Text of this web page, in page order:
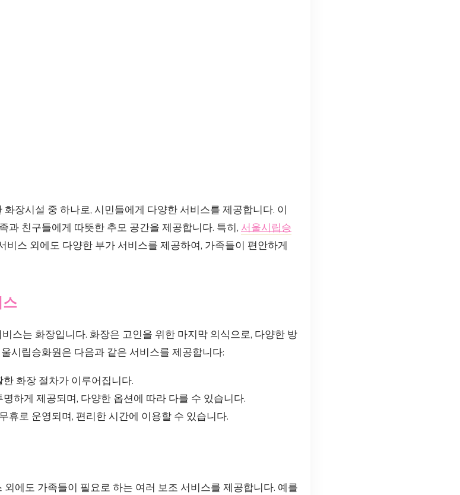
장시설 중 하나로, 시민들에게 다양한 서비스를 제공합니다. 이
과 친구들에게 따뜻한 추모 공간을 제공합니다. 특히, 서울시립승
비스 외에도 다양한 부가 서비스를 제공하여, 가족들이 편안하게
스는 화장입니다. 화장은 고인을 위한 마지막 의식으로, 다양한 방
시립승화원은 다음과 같은 서비스를 제공합니다:
화장 절차가 이루어집니다.
하게 제공되며, 다양한 옵션에 따라 다를 수 있습니다.
휴로 운영되며, 편리한 시간에 이용할 수 있습니다.
에도 가족들이 필요로 하는 여러 보조 서비스를 제공합니다. 예를